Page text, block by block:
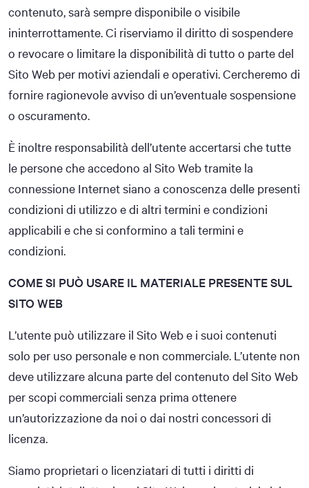
contenuto, sarà sempre disponibile o visibile
ininterrottamente. Ci riserviamo il diritto di sospendere
o revocare o limitare la disponibilità di tutto o parte del
Sito Web per motivi aziendali e operativi. Cercheremo di
fornire ragionevole avviso di un’eventuale sospensione
o oscuramento.
È inoltre responsabilità dell’utente accertarsi che tutte
le persone che accedono al Sito Web tramite la
connessione Internet siano a conoscenza delle presenti
condizioni di utilizzo e di altri termini e condizioni
applicabili e che si conformino a tali termini e
condizioni.
COME SI PUÒ USARE IL MATERIALE PRESENTE SUL
SITO WEB
L’utente può utilizzare il Sito Web e i suoi contenuti
solo per uso personale e non commerciale. L’utente non
deve utilizzare alcuna parte del contenuto del Sito Web
per scopi commerciali senza prima ottenere
un’autorizzazione da noi o dai nostri concessori di
licenza.
Siamo proprietari o licenziatari di tutti i diritti di